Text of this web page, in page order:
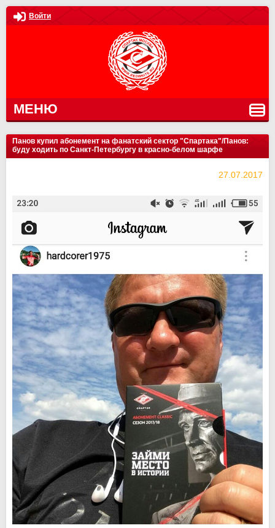
Войти
МЕНЮ
Панов купил абонемент на фанатский сектор "Спартака"/Панов:
буду ходить по Санкт-Петербургу в красно-белом шарфе
27.07.2017